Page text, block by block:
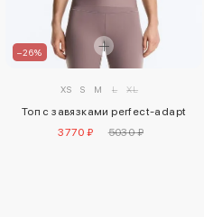
–26%
XS S M L XL
Топ с завязками perfect-adapt
3770 ₽
5030 ₽